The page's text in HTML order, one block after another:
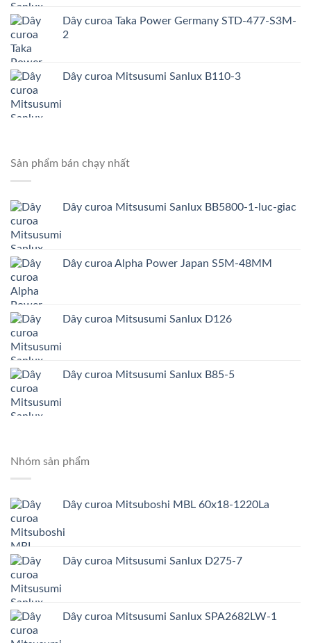
Dây curoa Taka Power Germany STD-477-S3M-
2
Dây curoa Mitsusumi Sanlux B110-3
Sản phẩm bán chạy nhất
Dây curoa Mitsusumi Sanlux BB5800-1-luc-giac
Dây curoa Alpha Power Japan S5M-48MM
Dây curoa Mitsusumi Sanlux D126
Dây curoa Mitsusumi Sanlux B85-5
Nhóm sản phẩm
Dây curoa Mitsuboshi MBL 60x18-1220La
Dây curoa Mitsusumi Sanlux D275-7
Dây curoa Mitsusumi Sanlux SPA2682LW-1